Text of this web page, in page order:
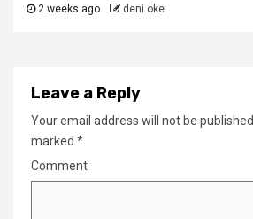
2 weeks ago deni oke
Leave a Reply
Your email address will not be published.
marked *
Comment